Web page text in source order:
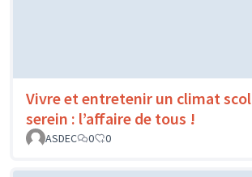
Vivre et entretenir un climat
serein : l’affaire de tous !
ASDEC
0 0